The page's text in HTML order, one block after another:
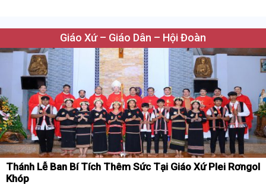
Giáo Xứ – Giáo Dân – Hội Đoàn
Thánh Lễ Ban Bí Tích Thêm Sức Tại Giáo Xứ Plei Rơngol
Khóp